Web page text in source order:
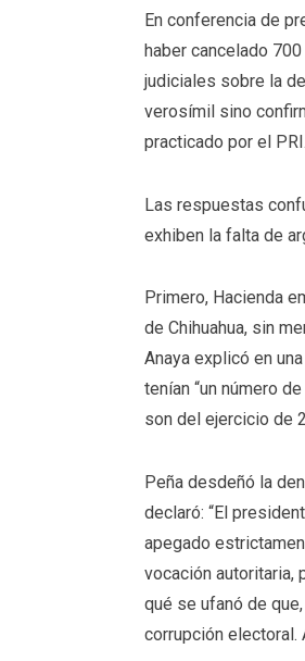
En conferencia de
haber cancelado
judiciales sobre la
verosímil sino
practicado por el PRI.
Las respuestas
exhiben la falta de
Primero, Hacienda
de Chihuahua, sin
Anaya explicó en
tenían “un número
son del ejercicio de
Peña desdeñó la
declaró: “El
apegado
vocación autoritaria,
qué se ufanó de
corrupción electoral.